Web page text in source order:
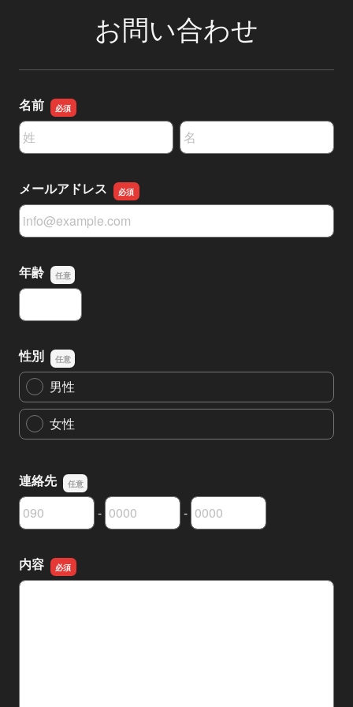
お問い合わせ
名前
名前の姓
名前の名
メールアドレス
メールアドレス
年齢
年齢
性別
男性
女性
連絡先
連絡先の市外局番
-
連絡先の市内局番 -
連絡先の加入者番号
内容
内容